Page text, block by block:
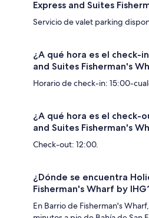
Express and Suites
Servicio de valet parking
¿A qué hora es el check-
and Suites Fisherman's
Horario de check-in: 15:00-
¿A qué hora es el check-
and Suites Fisherman's
Check-out: 12:00.
¿Dónde se encuentra
Fisherman's Wharf by
En Barrio de Fisherman's